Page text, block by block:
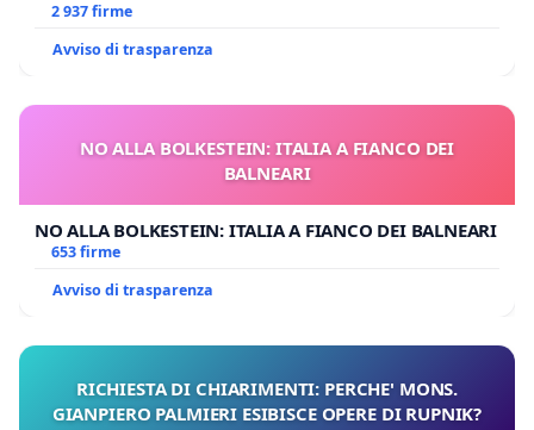
2 937 firme
Avviso di trasparenza
NO ALLA BOLKESTEIN: ITALIA A FIANCO DEI
BALNEARI
NO ALLA BOLKESTEIN: ITALIA A FIANCO DEI BALNEARI
653 firme
Avviso di trasparenza
RICHIESTA DI CHIARIMENTI: PERCHE' MONS.
GIANPIERO PALMIERI ESIBISCE OPERE DI RUPNIK?